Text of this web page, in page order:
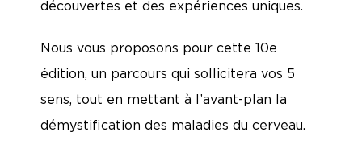
découvertes et des expériences uniques.
Nous vous proposons pour cette 10e
édition, un parcours qui sollicitera vos 5
sens, tout en mettant à l’avant-plan la
démystification des maladies du cerveau.